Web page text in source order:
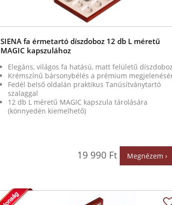
SIENA fa érmetartó díszdoboz 12 db L méretű
MAGIC kapszulához
Elegáns, világos fa hatású, matt felületű díszdoboz
Krémszínű bársonybélés a prémium
Fedél belső oldalán praktikus Tanúsítványtartó
szalaggal
12 db L méretű MAGIC kapszula tárolására
(könnyedén kiemelhető)
19 990 Ft Megnézem ›